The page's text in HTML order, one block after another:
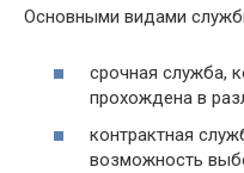
Основными видами
срочная служба,
прохождена в
контрактная
возможность